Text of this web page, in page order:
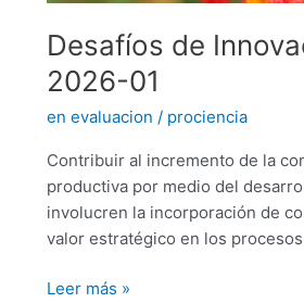
Desafíos de
2026-01
en evaluacion / prociencia
Contribuir al incremento de la
productiva por medio del
involucren la incorporación de
valor estratégico en los
Leer más »